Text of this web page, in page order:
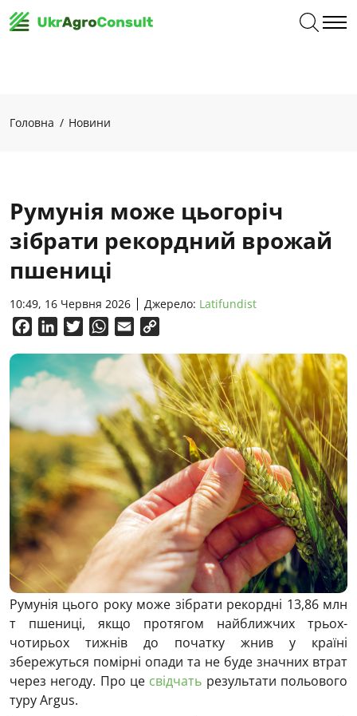
Головна Новини
Румунія може цьогоріч
зібрати рекордний врожай
пшениці
10:49, 16 Червня 2026 Джерело: Latifundist
FacebookLinkedInTwitterWhatsApp
Email
Румунія цього року може зібрати рекордні 13,86 млн
т пшениці, якщо протягом найближчих трьох-
чотирьох тижнів до початку жнив у країні
збережуться помірні опади та не буде значних втрат
через негоду. Про це свідчать результати польового
туру Argus.